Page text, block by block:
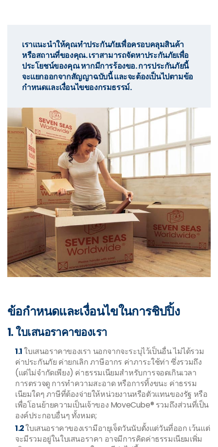
เราแนะนำให้คุณทำประกันภัยเพื่อครอบคลุมสินค้า
หรือสถานที่ของคุณ. เราสามารถจัดหาประกันภัยเพื่อ
ประโยชน์ของคุณ หากมีการร้องขอ. การประกันภัยนี้
จะแยกออกจากสัญญาฉบับนี้ และจะต้องเป็นไปตามข้อ
กำหนดและเงื่อนไขของกรมธรรม์.
ข้อกำหนดและเงื่อนไขในการชิปปิ้ง
1. ใบเสนอราคาของเรา
1.1ใบเสนอราคาของเรา นอกจากจะระบุไว้เป็นอื่น ไม่ได้รวม
ค่าประกันภัย ค่ายกเลิก ภาษีอากร ค่าภาระใช้ท่า ซึ่งรวมถึง
(แต่ไม่จำกัดเพียง) ค่าธรรมเนียมสำหรับการจอดเกินเวลา
การตรวจดู การทำความสะอาด หรือการทิ้งขนะ ค่าธรรม
เนียมใดๆ ภาษีที่ต้องจ่ายให้หน่วยงานหรือตัวแทนของรัฐ หรือ
เพื่อโอนย้ายความเป็นเจ้าของ MoveCube® รวมถึงส่วนที่เป็น
องค์ประกอบอื่นๆ ทั้งหมด;
1.2ใบเสนอราคาของเรามีอายุเจ็ดวันนับตั้งแต่วันที่ออก เว้นแต่
จะมีรวมอยู่ในใบเสนอราคา อาจมีการคิดค่าธรรมเนียมเพิ่ม